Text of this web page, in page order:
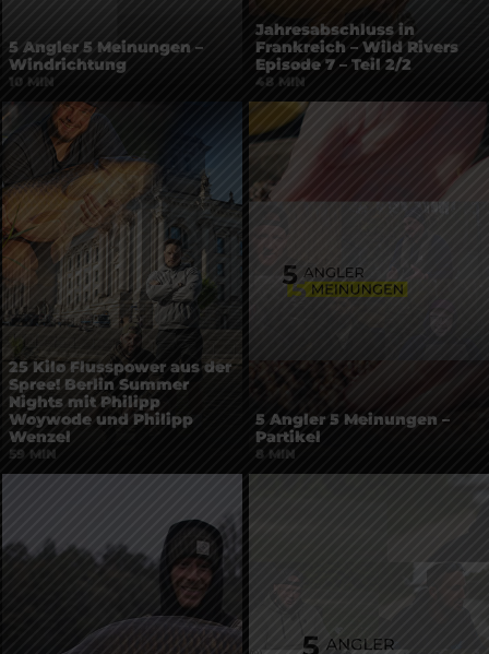
10 MIN
5 Angler 5 Meinungen –
Windrichtung
48 MIN
Jahresabschluss in
Frankreich – Wild Rivers
Episode 7 – Teil 2/2
59 MIN
25 Kilo Flusspower aus der
Spree! Berlin Summer
Nights mit Philipp
Woywode und Philipp
Wenzel
8 MIN
5 Angler 5 Meinungen –
Partikel